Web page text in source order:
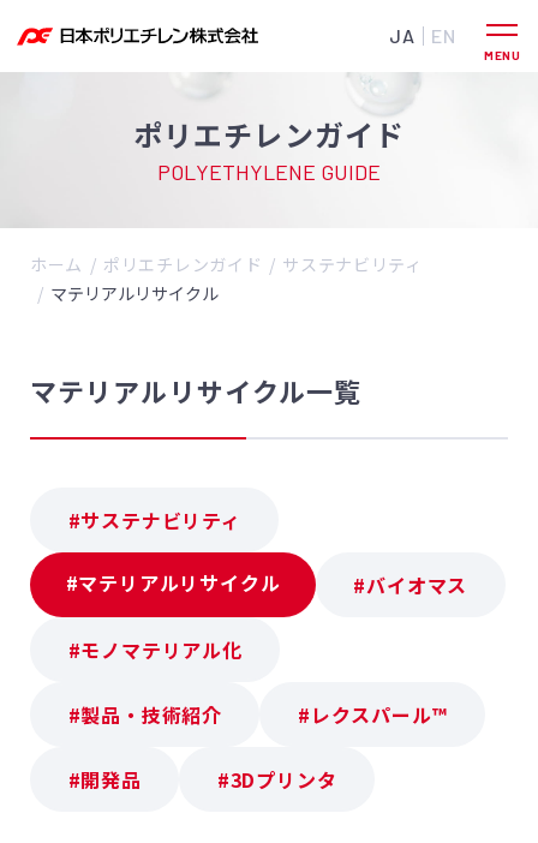
JA EN
ポリエチレンガイド
POLYETHYLENE GUIDE
ホーム ポリエチレンガイド
サステナビリティ
マテリアルリサイクル
マテリアルリサイクル一覧
#サステナビリティ
#マテリアルリサイクル #バイオマス
#モノマテリアル化
#製品・技術紹介 #レクスパール™
#開発品 #3Dプリンタ